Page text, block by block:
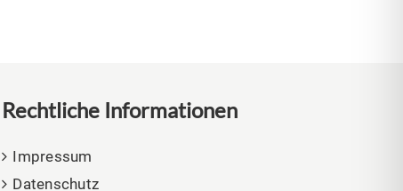
Rechtliche Informationen
Impressum
Datenschutz